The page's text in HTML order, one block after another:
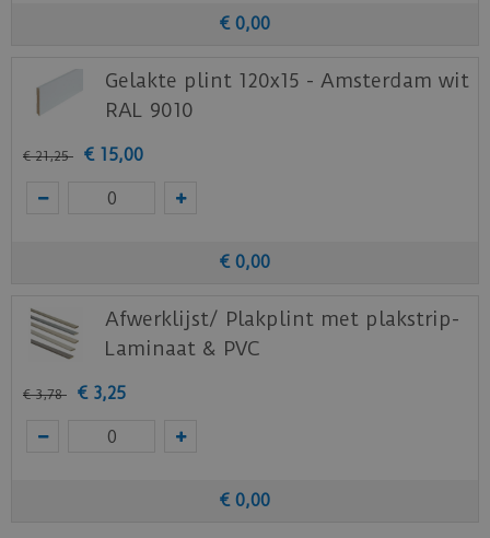
€ 0,00
Gelakte plint 120x15 - Amsterdam wit
RAL 9010
€ 21,25 € 15,00
€ 0,00
Afwerklijst/ Plakplint met plakstrip-
Laminaat & PVC
€ 3,78 € 3,25
€ 0,00